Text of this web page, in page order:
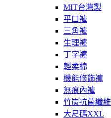
MIT台灣製
平口褲
三角褲
生理褲
丁字褲
輕柔棉
機能修飾褲
無痕內褲
竹炭抗菌纖維
大尺碼XXL